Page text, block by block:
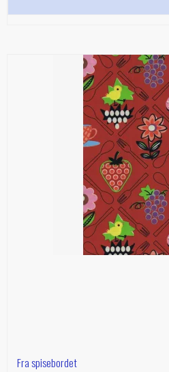
Fra spisebordet